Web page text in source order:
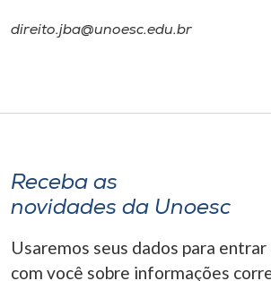
direito.jba@unoesc.edu.br
Receba as
novidades da Unoesc
Usaremos seus dados para
com você sobre informações